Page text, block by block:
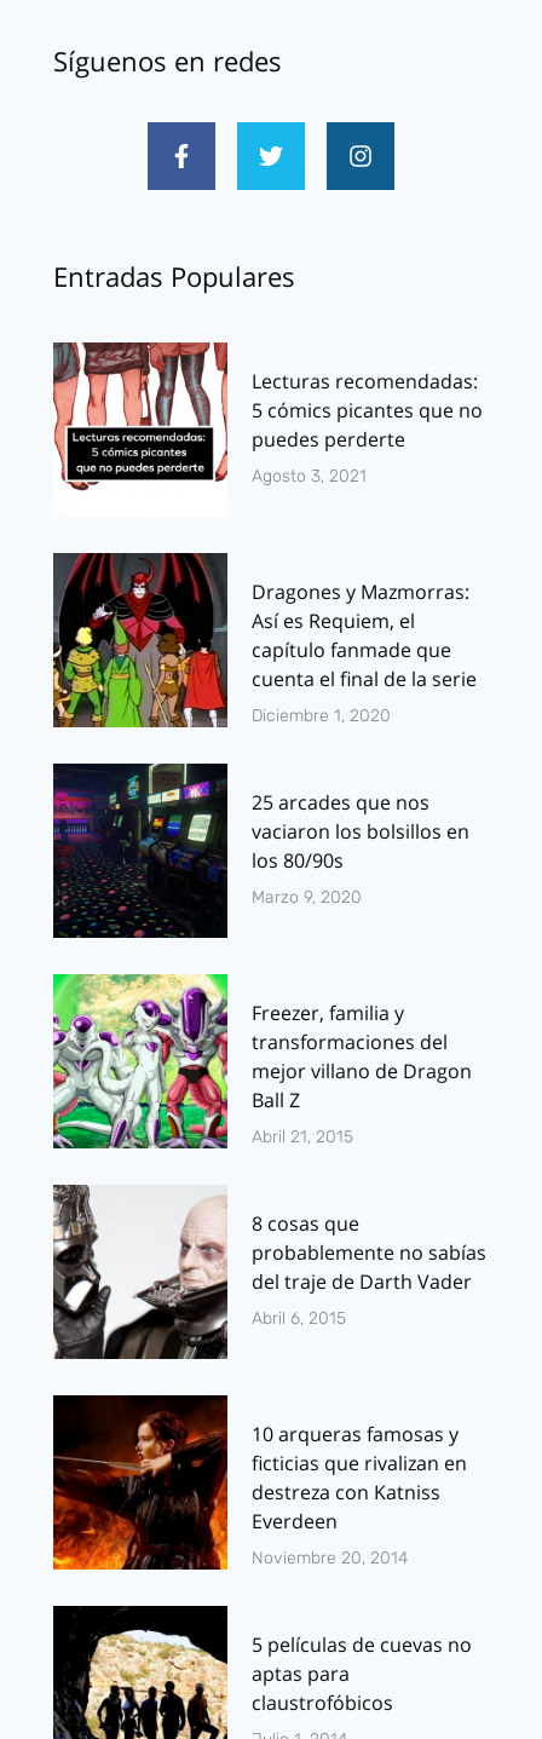
Síguenos en redes
Entradas Populares
Lecturas recomendadas:
5 cómics picantes que no
puedes perderte
Agosto 3, 2021
Dragones y Mazmorras:
Así es Requiem, el
capítulo fanmade que
cuenta el final de la serie
Diciembre 1, 2020
25 arcades que nos
vaciaron los bolsillos en
los 80/90s
Marzo 9, 2020
Freezer, familia y
transformaciones del
mejor villano de Dragon
Ball Z
Abril 21, 2015
8 cosas que
probablemente no sabías
del traje de Darth Vader
Abril 6, 2015
10 arqueras famosas y
ficticias que rivalizan en
destreza con Katniss
Everdeen
Noviembre 20, 2014
5 películas de cuevas no
aptas para
claustrofóbicos